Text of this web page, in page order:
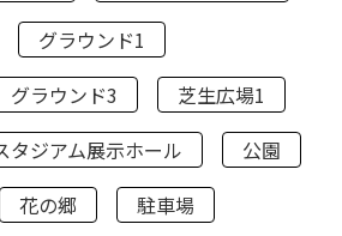
グラウンド1
グラウンド3
芝生広場1
タジアム展示ホール
公園
花の郷 駐車場